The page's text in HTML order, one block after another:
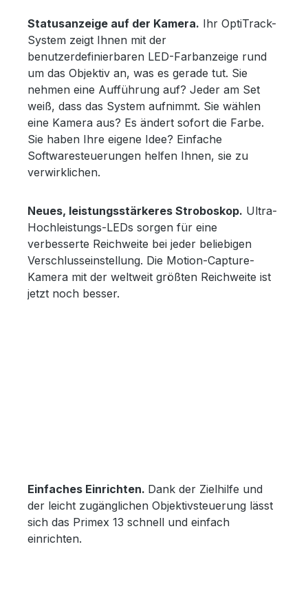
Statusanzeige auf der Kamera. Ihr OptiTrack-
System zeigt Ihnen mit der
benutzerdefinierbaren LED-Farbanzeige rund
um das Objektiv an, was es gerade tut. Sie
nehmen eine Aufführung auf? Jeder am Set
weiß, dass das System aufnimmt. Sie wählen
eine Kamera aus? Es ändert sofort die Farbe.
Sie haben Ihre eigene Idee? Einfache
Softwaresteuerungen helfen Ihnen, sie zu
verwirklichen.
Neues, leistungsstärkeres Stroboskop. Ultra-
Hochleistungs-LEDs sorgen für eine
verbesserte Reichweite bei jeder beliebigen
Verschlusseinstellung. Die Motion-Capture-
Kamera mit der weltweit größten Reichweite ist
jetzt noch besser.
Einfaches Einrichten. Dank der Zielhilfe und
der leicht zugänglichen Objektivsteuerung lässt
sich das Primex 13 schnell und einfach
einrichten.